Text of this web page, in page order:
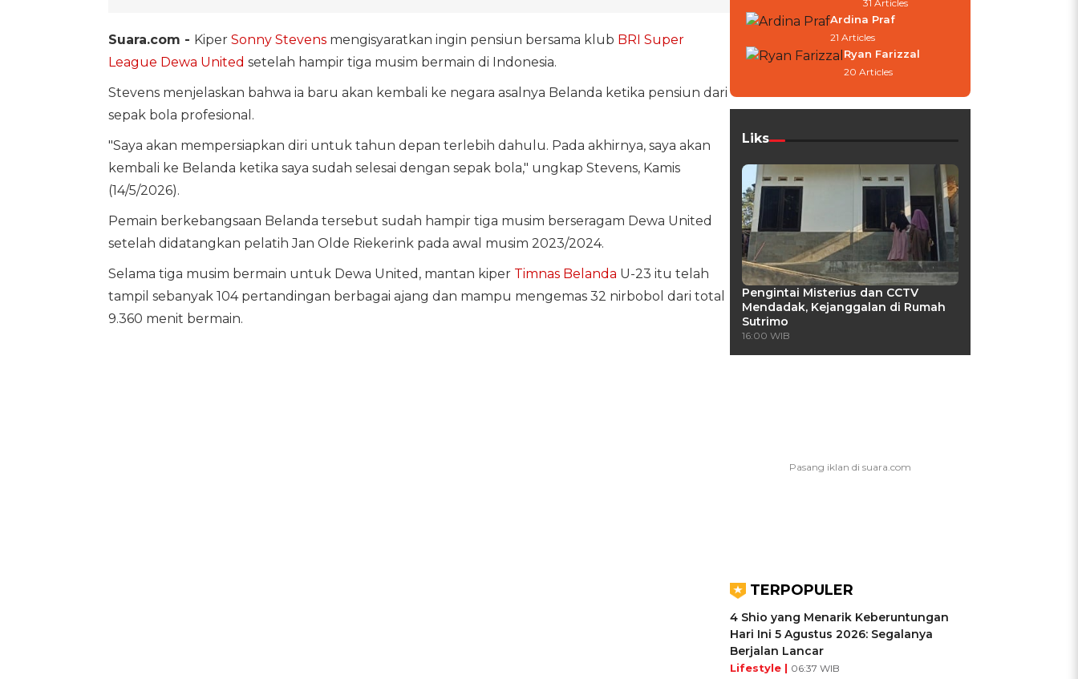
Suara.com - Kiper Sonny Stevensmengisyaratkan ingin pensiun bersama klub BRI Super
League Dewa United setelah hampir tiga musim bermain di Indonesia.
Stevens menjelaskan bahwa ia baru akan kembali ke negara asalnya Belanda ketika pensiun dari
sepak bola profesional.
"Saya akan mempersiapkan diri untuk tahun depan terlebih dahulu. Pada akhirnya, saya akan
kembali ke Belanda ketika saya sudah selesai dengan sepak bola," ungkap Stevens, Kamis
(14/5/2026).
Pemain berkebangsaan Belanda tersebut sudah hampir tiga musim berseragam Dewa United
setelah didatangkan pelatih Jan Olde Riekerink pada awal musim 2023/2024.
Selama tiga musim bermain untuk Dewa United, mantan kiper Timnas Belanda U-23 itu telah
tampil sebanyak 104 pertandingan berbagai ajang dan mampu mengemas 32 nirbobol dari total
9.360 menit bermain.
31 Articles
Ardina Praf
21 Articles
Ryan Farizzal
20 Articles
Liks
Pengintai Misterius dan CCTV
Mendadak, Kejanggalan di Rumah
Sutrimo
16:00 WIB
TERPOPULER
4 Shio yang Menarik Keberuntungan
Hari Ini 5 Agustus 2026: Segalanya
Berjalan Lancar
Lifestyle | 06:37 WIB